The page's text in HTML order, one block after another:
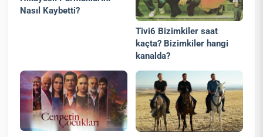
Nasıl Kaybetti?
Tivi6 Bizimkiler saat
kaçta? Bizimkiler hangi
kanalda?